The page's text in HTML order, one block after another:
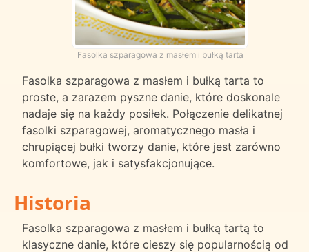
Fasolka szparagowa z masłem i bułką tarta
Fasolka szparagowa z masłem i bułką tarta to
proste, a zarazem pyszne danie, które doskonale
nadaje się na każdy posiłek. Połączenie delikatnej
fasolki szparagowej, aromatycznego masła i
chrupiącej bułki tworzy danie, które jest zarówno
komfortowe, jak i satysfakcjonujące.
Historia
Fasolka szparagowa z masłem i bułką tartą to
klasyczne danie, które cieszy się popularnością od